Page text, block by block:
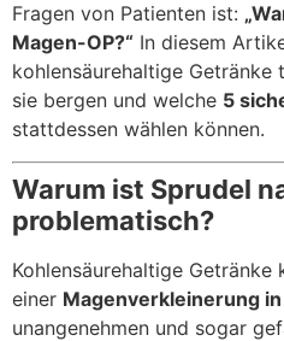
Fragen von Patienten ist:
Magen-OP?“ In diesem
kohlensäurehaltige Getränke
sie bergen und welche 5
stattdessen wählen können.
Warum ist Sprudel
problematisch?
Kohlensäurehaltige Getränke
einer Magenverkleinerung
unangenehmen und sogar